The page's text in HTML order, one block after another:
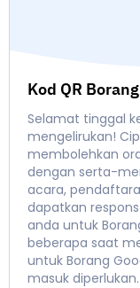
Kod QR
Selamat tinggal
mengelirukan!
membolehkan
dengan serta-
acara,
dapatkan
anda untuk
beberapa saat
untuk Borang
masuk diperlukan.